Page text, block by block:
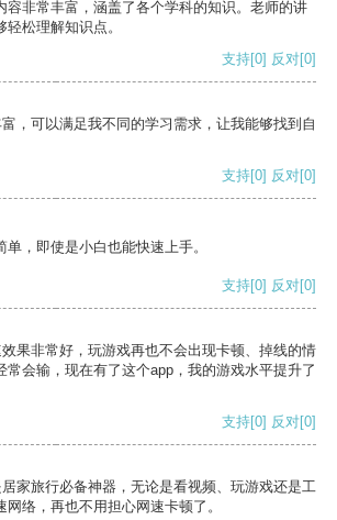
容非常丰富，涵盖了各个学科的知识。老师的讲
松理解知识点。
支持[0] 反对[0]
，可以满足我不同的学习需求，让我能够找到自
支持[0] 反对[0]
，即使是小白也能快速上手。
支持[0] 反对[0]
果非常好，玩游戏再也不会出现卡顿、掉线的情
常会输，现在有了这个app，我的游戏水平提升了
支持[0] 反对[0]
家旅行必备神器，无论是看视频、玩游戏还是工
络，再也不用担心网速卡顿了。